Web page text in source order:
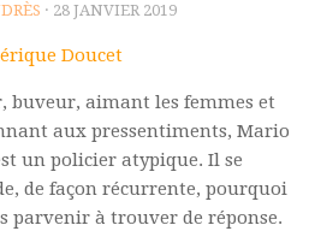
de la S.L.N.L.
la S.L.N.L.
· 28 JANVIER 2019
Doucet
buveur, aimant les femmes et
aux pressentiments, Mario
un policier atypique. Il se
de façon récurrente, pourquoi
parvenir à trouver de réponse.